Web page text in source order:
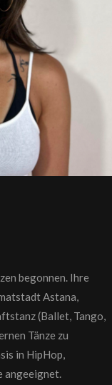
begonnen. Ihre
Astana,
(Ballet, Tango,
Tänze zu
in HipHop,
angeeignet.